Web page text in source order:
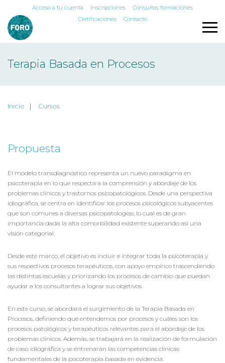
Acceso a tu cuenta Inscripciones
Consultas formaciones
Certificaciones
Contacto
Terapia Basada en Procesos
Inicio Cursos
Propuesta
El modelo transdiagnóstico representa un nuevo paradigma en
psicoterapia en lo que respecta a la comprensión y abordaje de los
problemas clínicos y trastornos psicopatológicos. Desde una perspectiva
idiográfica, se centra en identificar los procesos psicológicos subyacentes
que son comunes a diversas psicopatologías, lo cual es de gran
importancia dada la alta comorbilidad existente superando así una
visión categorial.
Desde este marco, el objetivo es incluir e integrar toda la psicoterapia y
sus respectivos procesos terapéuticos, con apoyo empírico trascendiendo
las distintas escuelas y priorizando los procesos de cambio que puedan
ayudar a los consultantes a lograr sus objetivos.
En este curso, se abordará el surgimiento de la Terapia Basada en
Procesos, definiendo qué entendemos por procesos y cuáles son los
procesos patológicos y terapéuticos relevantes para el abordaje de los
problemas clínicos. Además, se trabajará en la realización de formulación
de caso idiográfica y se entrenarán las competencias clínicas
fundamentales de la psicoterapia basada en evidencia.